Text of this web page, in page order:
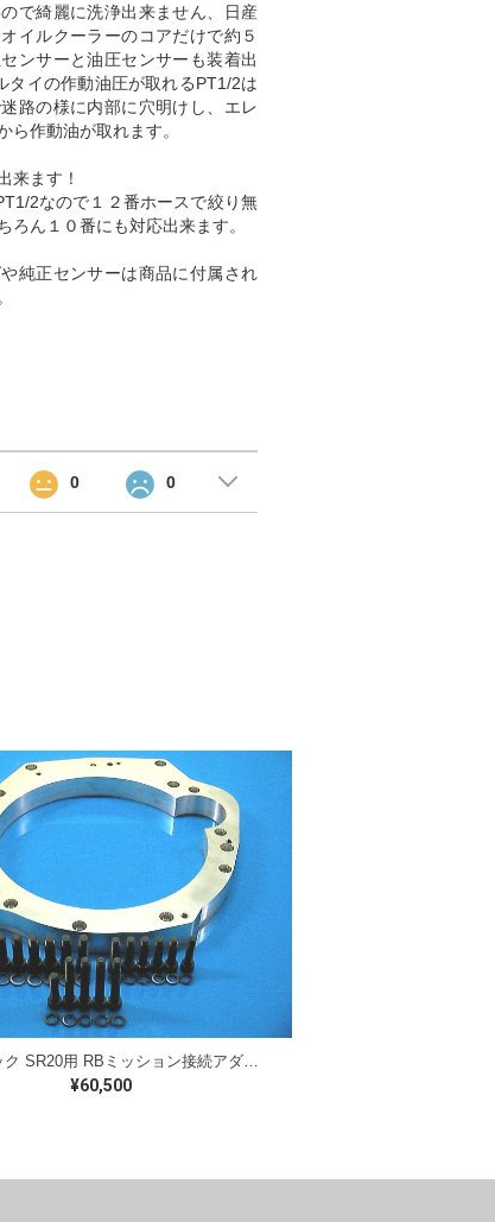
で綺麗に洗浄出来ません、日産
イルクーラーのコアだけで約５
ンサーと油圧センサーも装着出
タイの作動油圧が取れるPT1/2は
路の様に内部に穴明けし、エレ
ら作動油が取れます。
来ます！
2なので１２番ホースで絞り無
ろん１０番にも対応出来ます。
純正センサーは商品に付属され
0 0
ジュラテック SR20用 RBミッション接続アダプター JURATECH SR20 RB Transmisson Adapter
¥60,500